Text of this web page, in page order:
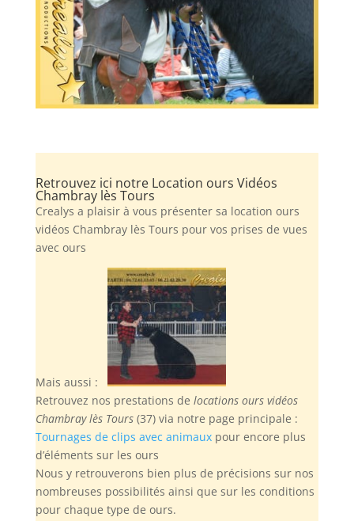
Retrouvez ici notre Location ours Vidéos
Chambray lès Tours
Crealys a plaisir à vous présenter sa location ours
vidéos Chambray lès Tours pour vos prises de vues
avec ours
Mais aussi :
Retrouvez nos prestations de locations ours vidéos
Chambray lès Tours(37) via notre page principale :
Tournages de clips avec animauxpour encore plus
d’éléments sur les ours
Nous y retrouverons bien plus de précisions sur nos
nombreuses possibilités ainsi que sur les conditions
pour chaque type de ours.